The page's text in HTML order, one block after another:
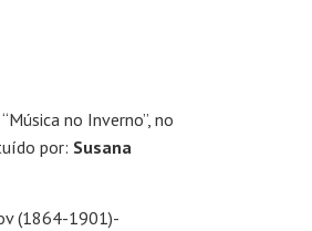
no Inverno”, no
por: Susana
(1864-1901)-